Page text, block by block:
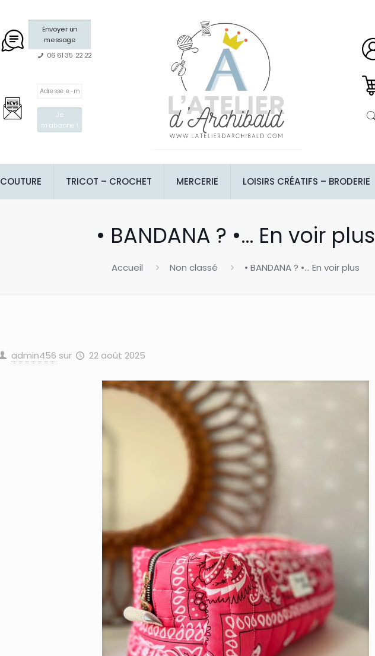
Envoyer un
message
06 61 35 22 22
COUTURE TRICOT – CROCHET MERCERIE LOISIRS CRÉATIFS – BRODERIE
• BANDANA ? •… En voir plus
Accueil Non classé • BANDANA ? •… En voir plus
admin456 sur 22 août 2025